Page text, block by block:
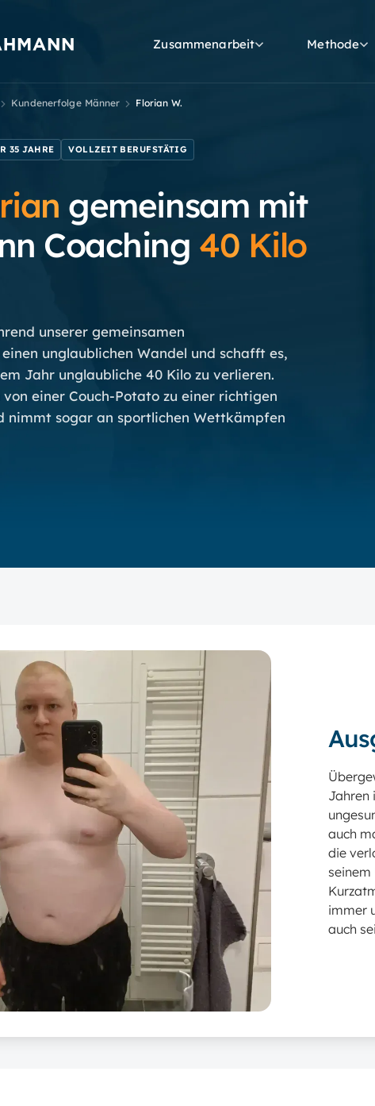
Zusammenarbeit Methode
Kundenerfolge Männer Florian W.
35 JAHRE VOLLZEIT BERUFSTÄTIG
gemeinsam mit
Coaching 40 Kilo
unserer gemeinsamen
unglaublichen Wandel und schafft es,
Jahr unglaubliche 40 Kilo zu verlieren.
einer Couch-Potato zu einer richtigen
nimmt sogar an sportlichen Wettkämpfen
Jahren
auch
die
immer
auch